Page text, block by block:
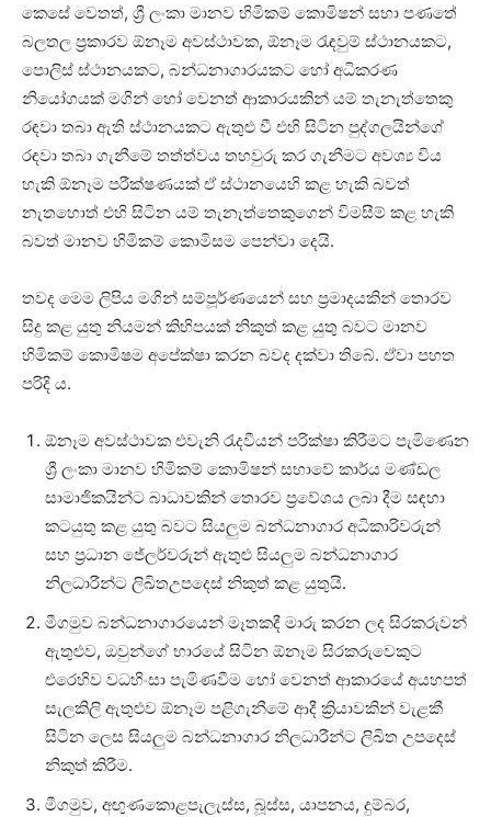
කෙසේ වෙතත්, ශ්‍රී ලංකා මානව හිමිකම් කොමිෂන් සභා පණතේ
බලතල ප්‍රකාරව ඕනෑම අවස්ථාවක, ඕනෑම රැඳවුම් ස්ථානයකට,
පොලිස් ස්ථානයකට, බන්ධනාගාරයකට හෝ අධිකරණ
නියෝගයක් මගින් හෝ වෙනත් ආකාරයකින් යම් තැනැත්තෙකු
රඳවා තබා ඇති ස්ථානයකට ඇතුළු වී එහි සිටින පුද්ගලයින්ගේ
රඳවා තබා ගැනීමේ තත්ත්වය තහවුරු කර ගැනීමට අවශ්‍ය විය
හැකි ඕනෑම පරීක්ෂණයක් ඒ ස්ථානයෙහි කළ හැකි බවත්
නැතහොත් එහි සිටින යම් තැනැත්තෙකුගෙන් විමසීම් කළ හැකි
බවත් මානව හිමිකම් කොමිසම පෙන්වා දෙයි.
තවද මෙම ලිපිය මගින් සම්පූර්ණයෙන් සහ ප්‍රමාදයකින් තොරව
සිදු කළ යුතු නියමන් කිහිපයක් නිකුත් කළ යුතු බවට මානව
හිමිකම් කොමිෂම අපේක්ෂා කරන බවද දක්වා තිබේ. ඒවා පහත
පරිදි ය.
ඕනෑම අවස්ථාවක එවැනි රැදවීයන් පරික්ෂා කිරීමට පැමිණෙන
ශ්‍රී ලංකා මානව හිමිකම් කොමිෂන් සභාවේ කාර්‌ය මණ්ඩල
සාමාජිකයින්ට බාධාවකින් තොරව ප්‍රවේශය ලබා දීම සඳහා
කටයුතු කළ යුතු බවට සියලුම බන්ධනාගාර අධිකාරිවරුන්
සහ ප්‍රධාන ජේලර්වරුන් ඇතුළු සියලුම බන්ධනාගාර
නිලධාරීන්ට ලිඛිතඋපදෙස් නිකුත් කළ යුතුයි.
මීගමුව බන්ධනාගාරයෙන් මෑතකදී මාරු කරන ලද සිරකරුවන්
ඇතුළුව, ඔවුන්ගේ භාරයේ සිටින ඕනෑම සිරකරුවෙකුට
එරෙහිව වධහිංසා පැමිණවීම හෝ වෙනත් ආකාරයේ අයහපත්
සැලකිලි ඇතුළුව ඕනෑම පළිගැනීමේ ආදී ක්‍රියාවකින් වැළකී
සිටින ලෙස සියලුම බන්ධනාගාර නිලධාරීන්ට ලිඛිත උපදෙස්
නිකුත් කිරීම.
මීගමුව, අඟුණකොළපැලැස්ස, බූස්ස, යාපනය, දුම්බර,